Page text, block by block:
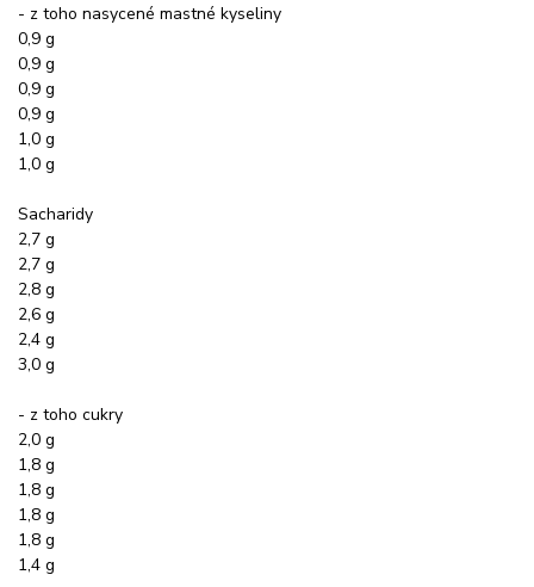
- z toho nasycené mastné kyseliny
0,9 g
0,9 g
0,9 g
0,9 g
1,0 g
1,0 g
Sacharidy
2,7 g
2,7 g
2,8 g
2,6 g
2,4 g
3,0 g
- z toho cukry
2,0 g
1,8 g
1,8 g
1,8 g
1,8 g
1,4 g